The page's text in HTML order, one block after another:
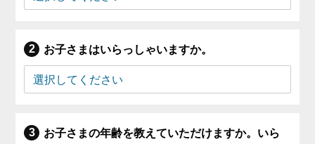
お子さまはいらっしゃいますか。
お子さまの年齢を教えていただけますか。いら